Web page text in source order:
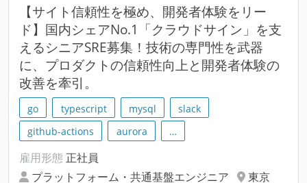
【サイト信頼性を極め、開発者体験をリー
ド】国内シェアNo.1「クラウドサイン」を支
えるシニアSRE募集！技術の専門性を武器
に、プロダクトの信頼性向上と開発者体験の
改善を牽引。
go typescript mysql
slack
github-actions
aurora …
雇用形態 正社員
プラットフォーム・共通基盤エンジニア
東京